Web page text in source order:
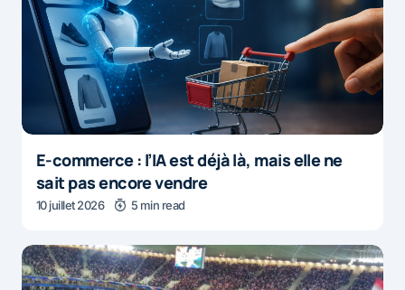
E-commerce : l’IA est déjà là, mais elle ne
sait pas encore vendre
10 juillet 2026 5 min read